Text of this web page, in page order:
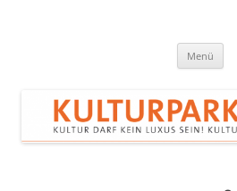
Menü